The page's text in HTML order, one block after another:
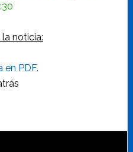
noticia:
en PDF.